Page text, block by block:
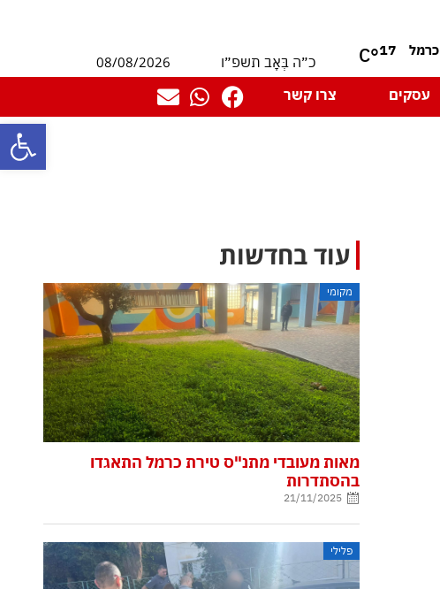
פתח
17
°C כ״ה בְּאָב תשפ״ו
08/08/2026
עסקים צרו קשר
עוד בחדשות
מקומי
מאות מעובדי מתנ"ס טירת כרמל התאגדו
בהסתדרות
21/11/2025
פלילי